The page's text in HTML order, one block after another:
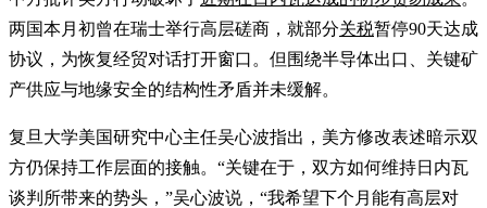
两国本月初曾在瑞士举行高层磋商，就部分关税暂停90天达成
协议，为恢复经贸对话打开窗口。但围绕半导体出口、关键矿
产供应与地缘安全的结构性矛盾并未缓解。
复旦大学美国研究中心主任吴心波指出，美方修改表述暗示双
方仍保持工作层面的接触。“关键在于，双方如何维持日内瓦
谈判所带来的势头，”吴心波说，“我希望下个月能有高层对